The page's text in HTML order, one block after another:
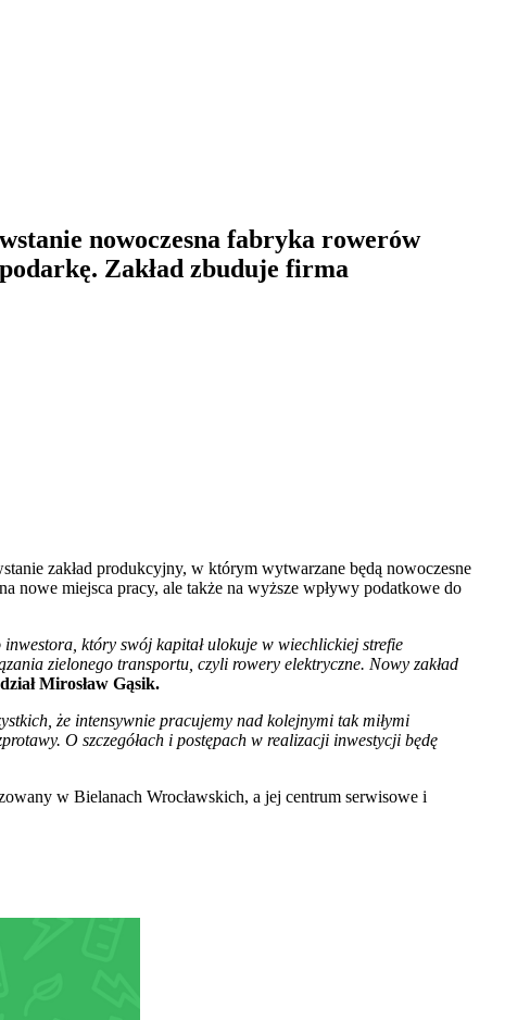
nowoczesna fabryka rowerów
Zakład zbuduje firma
zakład produkcyjny, w którym wytwarzane będą nowoczesne
nowe miejsca pracy, ale także na wyższe wpływy podatkowe do
inwestora, który swój kapitał ulokuje w wiechlickiej strefie
zielonego transportu, czyli rowery elektryczne. Nowy zakład
Mirosław Gąsik.
że intensywnie pracujemy nad kolejnymi tak miłymi
O szczegółach i postępach w realizacji inwestycji będę
w Bielanach Wrocławskich, a jej centrum serwisowe i